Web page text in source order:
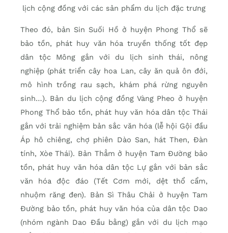
lịch cộng đồng với các sản phẩm du lịch đặc trưng
Theo đó, bản Sin Suối Hồ ở huyện Phong Thổ sẽ
bảo tồn, phát huy văn hóa truyền thống tốt đẹp
dân tộc Mông gắn với du lịch sinh thái, nông
nghiệp (phát triển cây hoa Lan, cây ăn quả ôn đới,
mô hình trồng rau sạch, khám phá rừng nguyên
sinh…). Bản du lịch cộng đồng Vàng Pheo ở huyện
Phong Thổ bảo tồn, phát huy văn hóa dân tộc Thái
gắn với trải nghiệm bản sắc văn hóa (lễ hội Gội đầu
Áp hô chiêng, chợ phiên Dào San, hát Then, Đàn
tính, Xòe Thái). Bản Thẳm ở huyện Tam Đường bảo
tồn, phát huy văn hóa dân tộc Lự gắn với bản sắc
văn hóa độc đáo (Tết Cơm mới, dệt thổ cẩm,
nhuộm răng đen). Bản Sì Thâu Chải ở huyện Tam
Đường bảo tồn, phát huy văn hóa của dân tộc Dao
(nhóm ngành Dao Đầu bằng) gắn với du lịch mạo